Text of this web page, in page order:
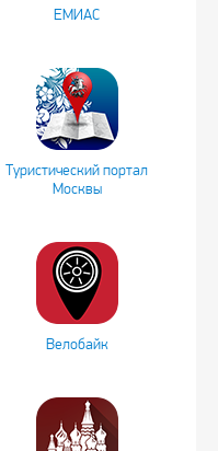
ЕМИАС
Туристический портал
Москвы
Велобайк